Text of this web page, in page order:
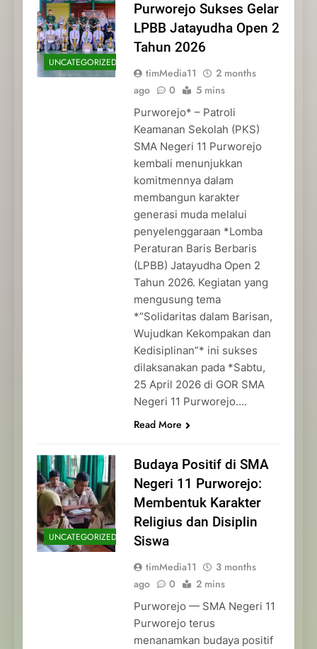
UNCATEGORIZED
Purworejo Sukses Gelar
LPBB Jatayudha Open 2
Tahun 2026
timMedia11
2 months
ago
0 5 mins
Purworejo* – Patroli
Keamanan Sekolah (PKS)
SMA Negeri 11 Purworejo
kembali menunjukkan
komitmennya dalam
membangun karakter
generasi muda melalui
penyelenggaraan *Lomba
Peraturan Baris Berbaris
(LPBB) Jatayudha Open 2
Tahun 2026. Kegiatan yang
mengusung tema
*”Solidaritas dalam Barisan,
Wujudkan Kekompakan dan
Kedisiplinan”* ini sukses
dilaksanakan pada *Sabtu,
25 April 2026 di GOR SMA
Negeri 11 Purworejo….
Read More
UNCATEGORIZED
Budaya Positif di SMA
Negeri 11 Purworejo:
Membentuk Karakter
Religius dan Disiplin
Siswa
timMedia11
3 months
ago
0 2 mins
Purworejo — SMA Negeri 11
Purworejo terus
menanamkan budaya positif